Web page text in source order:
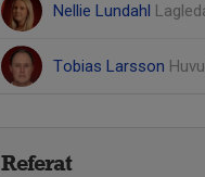
Nellie Lundahl
Tobias Larsson
Referat